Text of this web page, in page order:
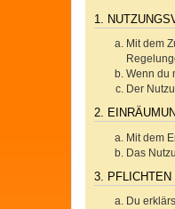
1.
Mit dem
Wenn du
Der
2.
Mit dem
Das
3. PFLICHTEN
Du